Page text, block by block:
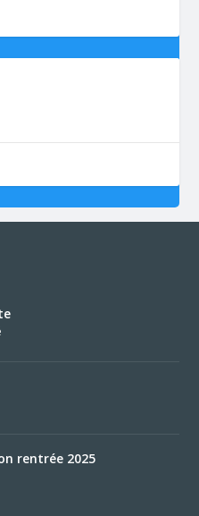
rentrée 2025